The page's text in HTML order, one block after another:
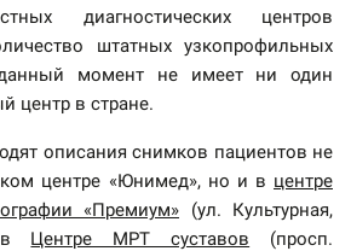
диагностических центров
штатных узкопрофильных
момент не имеет ни один
центр в стране.
описания снимков пациентов не
центре «Юнимед», но и в центре
«Премиум» (ул. Культурная,
в Центре МРТ суставов (просп.